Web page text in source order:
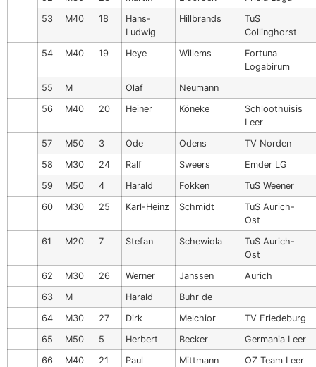
53
M40 18
Hans-
Ludwig
Hillbrands
TuS
Collinghorst
54
M40 19 Heye Willems
Fortuna
Logabirum
55
M Olaf
Neumann
56
M40 20 Heiner Köneke
Schloothuisis
Leer
57
M50 3 Ode Odens
TV Norden
58
M30 24 Ralf Sweers
Emder LG
59
M50 4 Harald Fokken
TuS Weener
60
M30 25 Karl-Heinz Schmidt
TuS Aurich-
Ost
61
M20 7 Stefan Schewiola
TuS Aurich-
Ost
62
M30 26 Werner Janssen
Aurich
63
M Harald
Buhr de
64
M30 27 Dirk Melchior
TV Friedeburg
65
M50 5 Herbert Becker
Germania Leer
66
M40 21 Paul Mittmann
OZ Team Leer